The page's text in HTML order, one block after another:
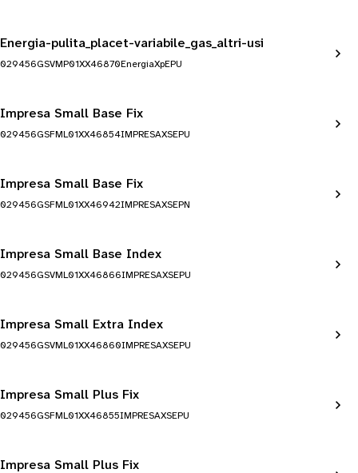
Energia-pulita_placet-variabile_gas_altri-usi
029456GSVMP01XX46870EnergiaXpEPU
Impresa Small Base Fix
029456GSFML01XX46854IMPRESAXSEPU
Impresa Small Base Fix
029456GSFML01XX46942IMPRESAXSEPN
Impresa Small Base Index
029456GSVML01XX46866IMPRESAXSEPU
Impresa Small Extra Index
029456GSVML01XX46860IMPRESAXSEPU
Impresa Small Plus Fix
029456GSFML01XX46855IMPRESAXSEPU
Impresa Small Plus Fix